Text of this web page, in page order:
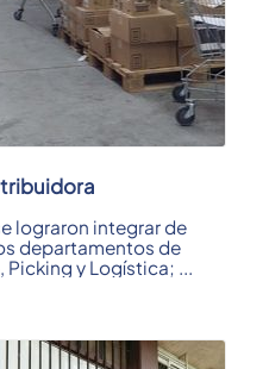
lograron integrar de
departamentos de
y Logística; ...